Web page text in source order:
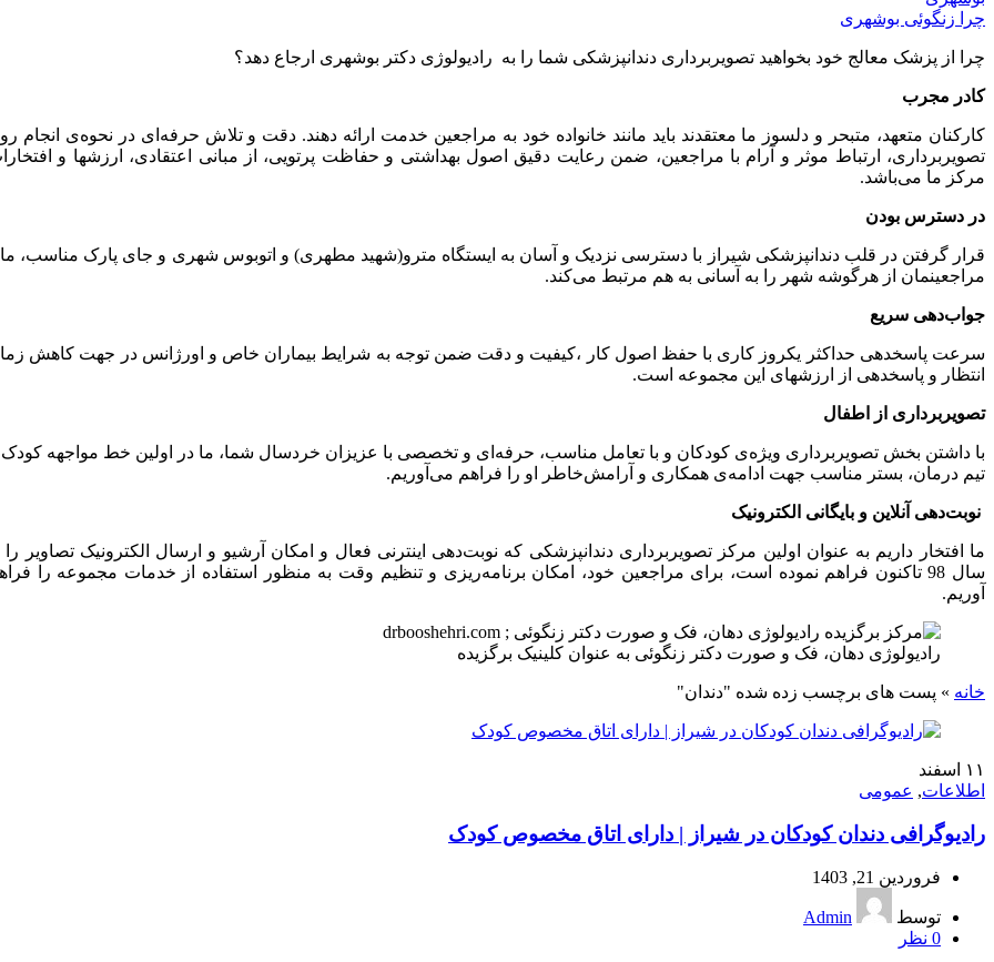
چرا زنگوئی بوشهری
چرا از پزشک معالج خود بخواهید تصویربرداری دندانپزشکی شما را به رادیولوژی دکتر بوشهری ارجاع دهد؟
کادر مجرب
کارکنان متعهد، متبحر و دلسوز ما معتقدند باید مانند خانواده خود به مراجعین خدمت ارائه دهند. دقت و تلاش حرفه‌ای در نحوه‌ی انجام
تصویربرداری، ارتباط موثر و آرام با مراجعین، ضمن رعایت دقیق اصول بهداشتی و حفاظت پرتویی، از مبانی اعتقادی، ارزشها و
مرکز ما می‌باشد.
در دسترس بودن
قرار گرفتن در قلب دندانپزشکی شیراز با دسترسی نزدیک و آسان به ایستگاه مترو(شهید مطهری) و اتوبوس شهری و جای پارک مناسب،
مراجعینمان از هرگوشه شهر را به آسانی به هم مرتبط می‌کند.
جواب‌دهی سریع
سرعت پاسخدهی حداکثر یکروز کاری با حفظ اصول کار ،کیفیت و دقت ضمن توجه به شرایط بیماران خاص و اورژانس در جهت کاهش
انتظار و پاسخدهی از ارزشهای این مجموعه است.
تصویربرداری از اطفال
با داشتن بخش تصویربرداری ویژه‌ی کودکان و با تعامل مناسب، حرفه‌ای و تخصصی با عزیزان خردسال شما، ما در اولین خط مواجهه کودک
تیم درمان، بستر مناسب جهت ادامه‌ی همکاری و آرامش‌خاطر او را فراهم می‌آوریم.
نوبت‌دهی آنلاین و بایگانی الکترونیک
ما افتخار داریم به عنوان اولین مرکز تصویربرداری دندانپزشکی که نوبت‌دهی اینترنی فعال و امکان آرشیو و ارسال الکترونیک تصاویر را
سال 98 تاکنون فراهم نموده است، برای مراجعین خود، امکان برنامه‌ریزی و تنظیم وقت به منظور استفاده از خدمات مجموعه را
آوریم.
رادیولوژی دهان، فک و صورت دکتر زنگوئی به عنوان کلینیک برگزیده
خانه » پست های برچسب زده شده "دندان"
۱۱
اسفند
اطلاعات, عمومی
رادیوگرافی دندان کودکان در شیراز | دارای اتاق مخصوص کودک
فروردین 21, 1403
توسط
Admin
0 نظر